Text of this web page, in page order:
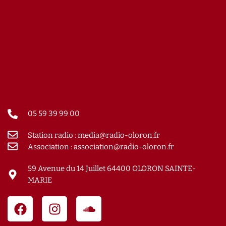
05 59 39 99 00
Station radio : media@radio-oloron.fr
Association : association@radio-oloron.fr
59 Avenue du 14 Juillet 64400 OLORON SAINTE-
MARIE